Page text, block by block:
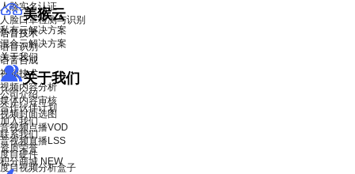
美猴云
私有云解决方案
混合云解决方案
关于我们
关于我们
公司介绍
合作伙伴计划
加入我们
联系我们
资质荣誉
积分商城 NEW
人脸实名认证
人脸口罩检测与识别
语音技术
语音识别
语音合成
视频技术
视频内容分析
媒体内容审核
视频封面选图
音视频点播VOD
音视频直播LSS
度目硬件
度目视频分析盒子